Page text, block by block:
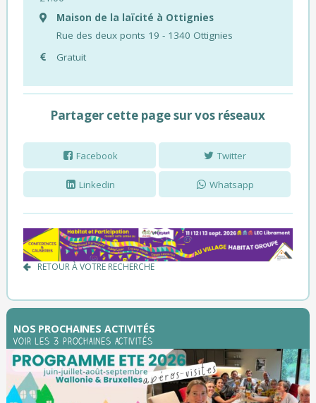
Maison de la laïcité à Ottignies
Rue des deux ponts 19 - 1340 Ottignies
Gratuit
Partager cette page sur vos réseaux
Facebook Twitter
Linkedin Whatsapp
RETOUR À VOTRE RECHERCHE
NOS PROCHAINES ACTIVITÉS
Voir les 3 prochaines activités